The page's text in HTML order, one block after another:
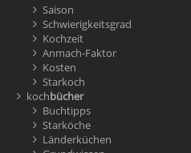
Saison
Schwierigkeitsgrad
Kochzeit
Anmach-Faktor
Kosten
Starkoch
kochbücher
Buchtipps
Starköche
Länderküchen